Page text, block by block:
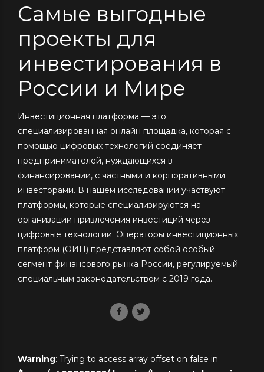
Самые выгодные
проекты для
инвестирования в
России и Мире
Инвестиционная платформа — это
специализированная онлайн площадка, которая с
помощью цифровых технологий соединяет
предпринимателей, нуждающихся в
финансировании, с частными и корпоративными
инвесторами. В нашем исследовании участвуют
платформы, которые специализируются на
организации привлечения инвестиций через
цифровые технологии. Операторы инвестиционных
платформ (ОИП) представляют собой особый
сегмент финансового рынка России, регулируемый
специальным законодательством с 2019 года.
Warning: Trying to access array offset on false in